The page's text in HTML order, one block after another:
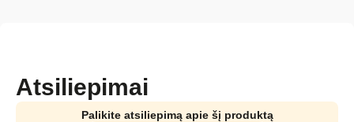
Atsiliepimai
Palikite atsiliepimą apie šį produktą